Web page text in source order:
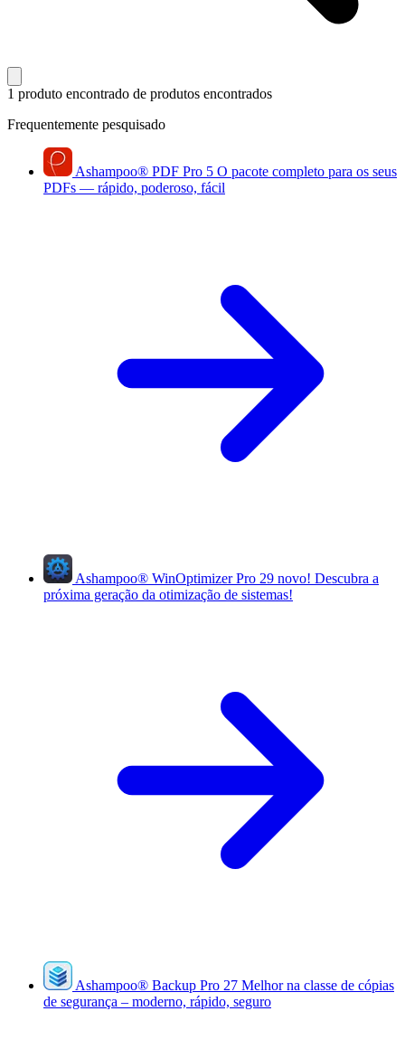
1 produto encontrado de produtos encontrados
Frequentemente pesquisado
Ashampoo® PDF Pro 5 O pacote completo para os seus
PDFs — rápido, poderoso, fácil
Ashampoo® WinOptimizer Pro 29 novo! Descubra a
próxima geração da otimização de sistemas!
Ashampoo® Backup Pro 27 Melhor na classe de cópias
de segurança – moderno, rápido, seguro